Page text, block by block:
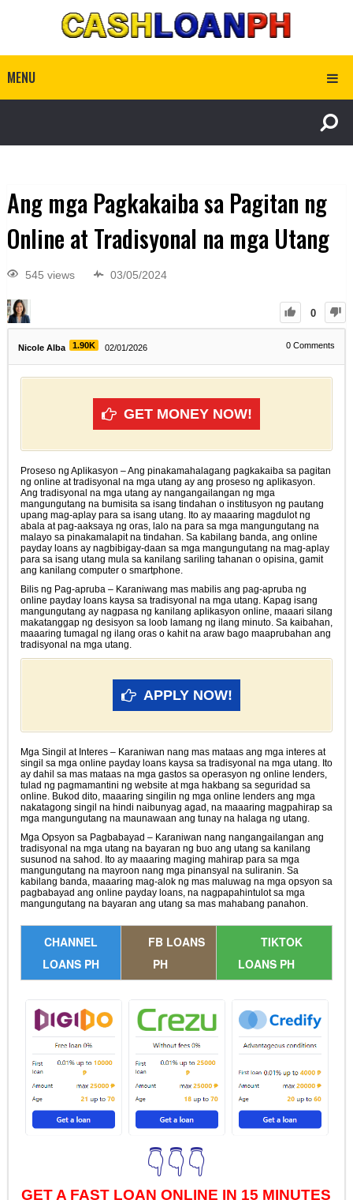
MENU
Ang mga Pagkakaiba sa Pagitan ng
Online at Tradisyonal na mga Utang
545 views 03/05/2024
0
Nicole Alba 1.90K 02/01/2026 0 Comments
GET MONEY NOW!
Proseso ng Aplikasyon – Ang pinakamahalagang pagkakaiba sa pagitan
ng online at tradisyonal na mga utang ay ang proseso ng aplikasyon.
Ang tradisyonal na mga utang ay nangangailangan ng mga
mangungutang na bumisita sa isang tindahan o institusyon ng pautang
upang mag-aplay para sa isang utang. Ito ay maaaring magdulot ng
abala at pag-aaksaya ng oras, lalo na para sa mga mangungutang na
malayo sa pinakamalapit na tindahan. Sa kabilang banda, ang online
payday loans ay nagbibigay-daan sa mga mangungutang na mag-aplay
para sa isang utang mula sa kanilang sariling tahanan o opisina, gamit
ang kanilang computer o smartphone.
Bilis ng Pag-apruba – Karaniwang mas mabilis ang pag-apruba ng
online payday loans kaysa sa tradisyonal na mga utang. Kapag isang
mangungutang ay nagpasa ng kanilang aplikasyon online, maaari silang
makatanggap ng desisyon sa loob lamang ng ilang minuto. Sa kaibahan,
maaaring tumagal ng ilang oras o kahit na araw bago maaprubahan ang
tradisyonal na mga utang.
APPLY NOW!
Mga Singil at Interes – Karaniwan nang mas mataas ang mga interes at
singil sa mga online payday loans kaysa sa tradisyonal na mga utang. Ito
ay dahil sa mas mataas na mga gastos sa operasyon ng online lenders,
tulad ng pagmamantini ng website at mga hakbang sa seguridad sa
online. Bukod dito, maaaring singilin ng mga online lenders ang mga
nakatagong singil na hindi naibunyag agad, na maaaring magpahirap sa
mga mangungutang na maunawaan ang tunay na halaga ng utang.
Mga Opsyon sa Pagbabayad – Karaniwan nang nangangailangan ang
tradisyonal na mga utang na bayaran ng buo ang utang sa kanilang
susunod na sahod. Ito ay maaaring maging mahirap para sa mga
mangungutang na mayroon nang mga pinansyal na suliranin. Sa
kabilang banda, maaaring mag-alok ng mas maluwag na mga opsyon sa
pagbabayad ang online payday loans, na nagpapahintulot sa mga
mangungutang na bayaran ang utang sa mas mahabang panahon.
CHANNEL
LOANS PH
FB LOANS
PH
TIKTOK
LOANS PH
👇👇👇
GET A FAST LOAN ONLINE IN 15 MINUTES